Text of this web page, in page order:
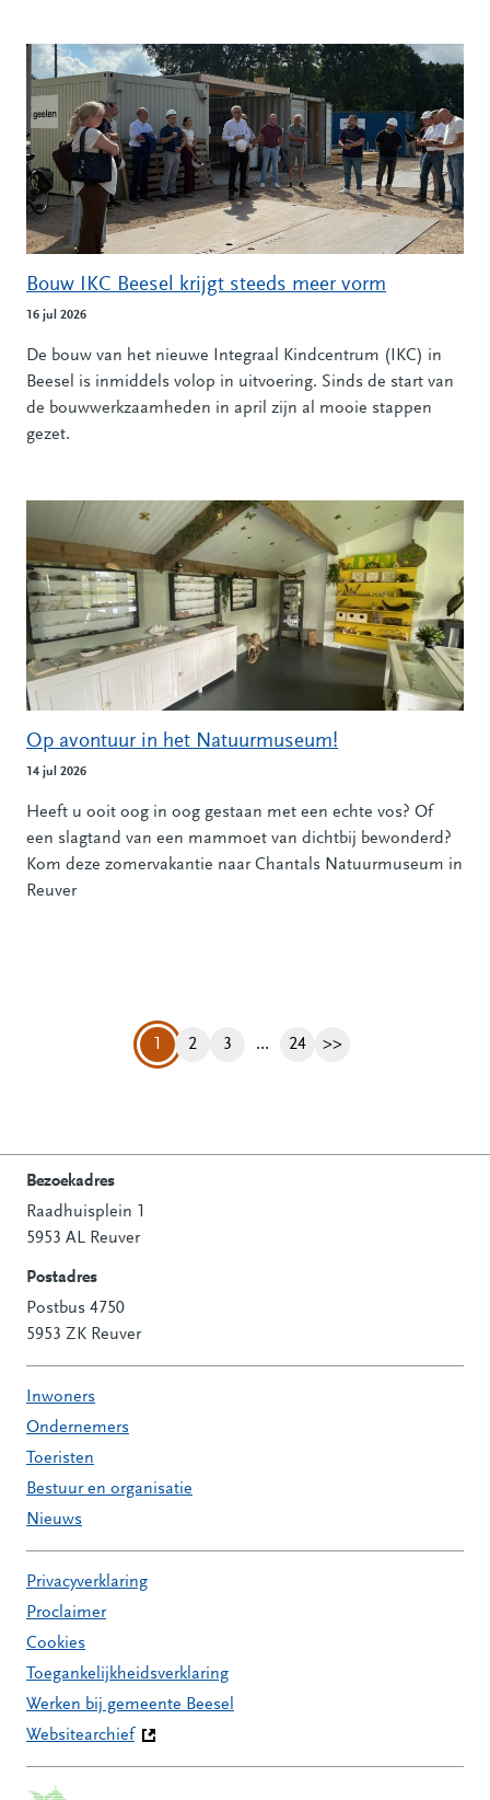
Bouw IKC Beesel krijgt steeds meer vorm
16 jul 2026
De bouw van het nieuwe Integraal Kindcentrum (IKC) in
Beesel is inmiddels volop in uitvoering. Sinds de start van
de bouwwerkzaamheden in april zijn al mooie stappen
gezet.
Op avontuur in het Natuurmuseum!
14 jul 2026
Heeft u ooit oog in oog gestaan met een echte vos? Of
een slagtand van een mammoet van dichtbij bewonderd?
Kom deze zomervakantie naar Chantals Natuurmuseum in
Reuver
1 Pagina
2 Pagina
3 … Pagina
24 Volgende pagina
>>
Contactinformatie
Bezoekadres
Raadhuisplein 1
5953 AL Reuver
Postadres
Postbus 4750
5953 ZK Reuver
Inwoners
Ondernemers
Toeristen
Bestuur en organisatie
Nieuws
Privacyverklaring
Proclaimer
Cookies
Toegankelijkheidsverklaring
Werken bij gemeente Beesel
Websitearchief